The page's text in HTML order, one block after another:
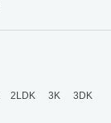
2LDK 3K
3DK